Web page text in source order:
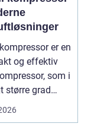
er en
og effektiv
som i
større grad
til an...